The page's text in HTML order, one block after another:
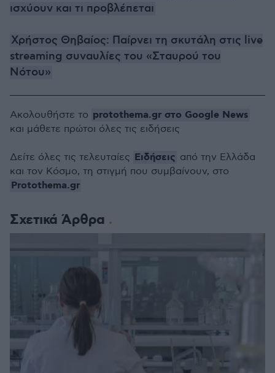
ισχύουν και τι προβλέπεται
Χρήστος Θηβαίος: Παίρνει τη σκυτάλη στις live
streaming συναυλίες του «Σταυρού του
Νότου»
Σχετικά Άρθρα
Ακολουθήστε το protothema.gr στο Google News
και μάθετε πρώτοι όλες τις ειδήσεις
Δείτε όλες τις τελευταίες Ειδήσεις από την Ελλάδα
και τον Κόσμο, τη στιγμή που συμβαίνουν, στο
Protothema.gr